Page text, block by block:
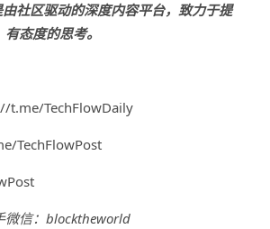
社区驱动的深度内容平台，致力于提
态度的思考。
t.me/TechFlowDaily
TechFlowPost
微信：blocktheworld